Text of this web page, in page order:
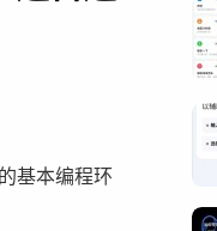
基本编程环